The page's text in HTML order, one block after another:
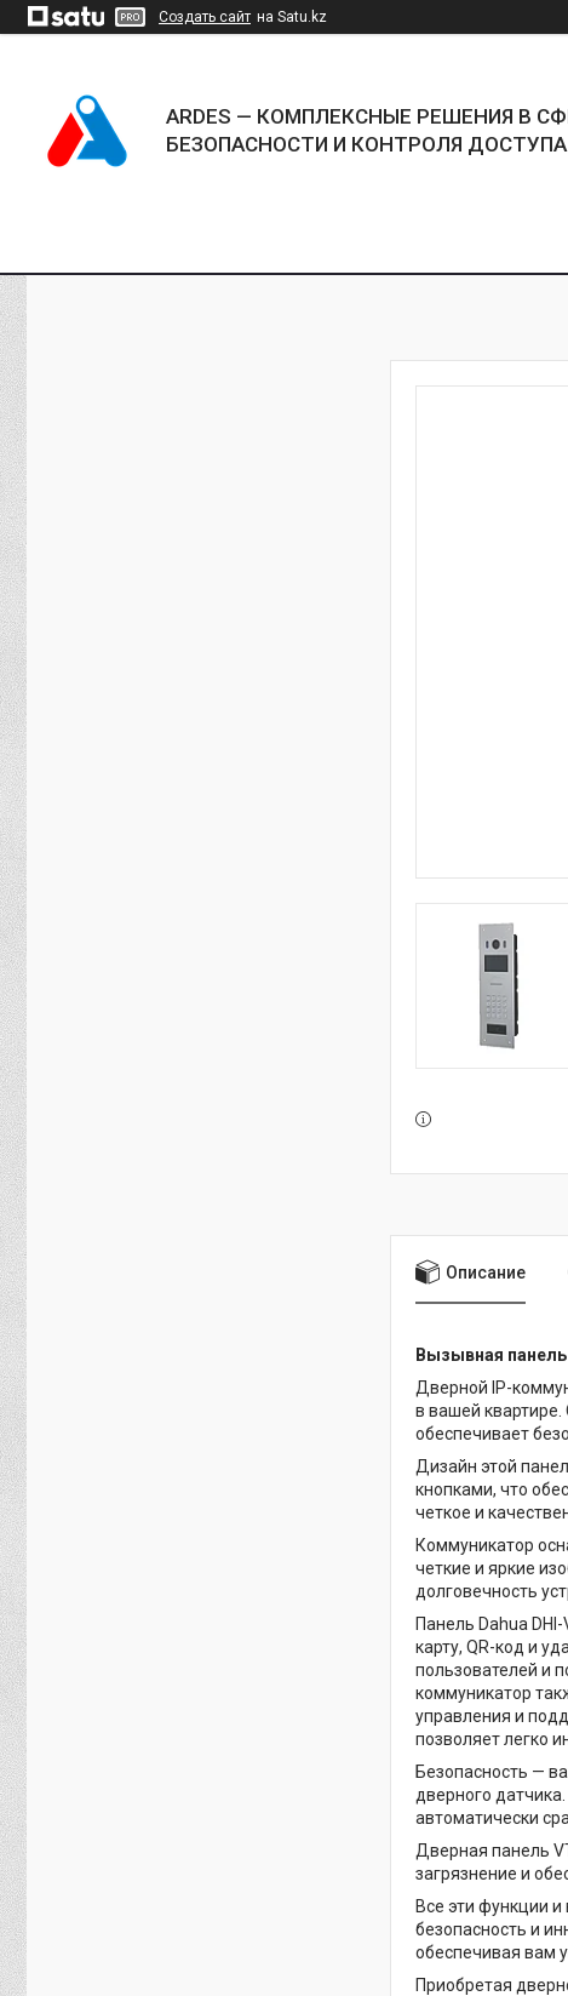
Создать сайт на Satu.kz
ARDES — КОМПЛЕКСНЫЕ РЕШЕНИЯ В
БЕЗОПАСНОСТИ И КОНТРОЛЯ ДОСТУПА
Описание
Вызывная панель
Дверной IP-
в вашей
обеспечивает
Дизайн этой
кнопками, что
четкое и
Коммуникатор
четкие и яркие
долговечность
Панель Dahua
карту, QR-код и
пользователей и
коммуникатор
управления и
позволяет легко
Безопасность —
дверного
автоматически
Дверная панель
загрязнение и
Все эти функции
безопасность и
обеспечивая вам
Приобретая